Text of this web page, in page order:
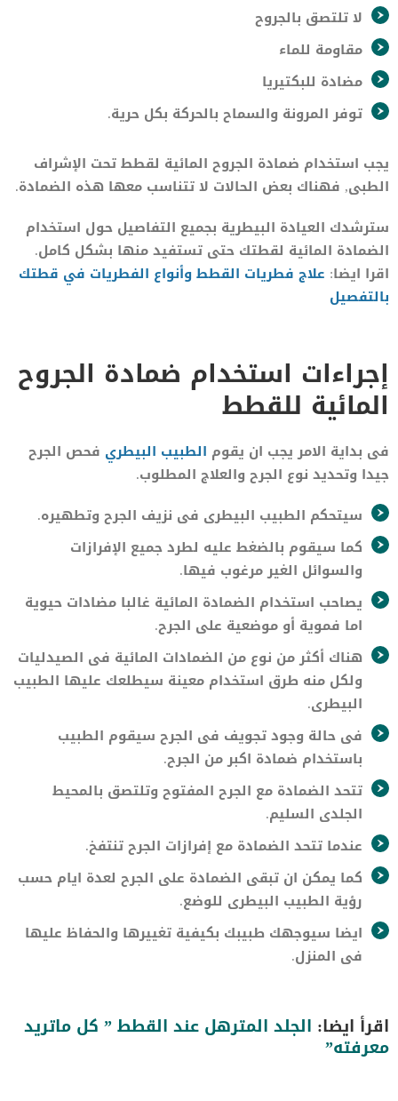
لا تلتصق بالجروح
مقاومة للماء
مضادة للبكتيريا
توفر المرونة والسماح بالحركة بكل حرية.
يجب استخدام ضمادة الجروح المائية لقطط تحت الإشراف
الطبى, فهناك بعض الحالات لا تتناسب معها هذه الضمادة.
سترشدك العيادة البيطرية بجميع التفاصيل حول استخدام
الضمادة المائية لقطتك حتى تستفيد منها بشكل كامل.
اقرا ايضا: علاج فطريات القطط وأنواع الفطريات في قطتك
بالتفصيل
إجراءات استخدام ضمادة الجروح
المائية للقطط
فى بداية الامر يجب ان يقوم الطبيب البيطري فحص الجرح
جيدا وتحديد نوع الجرح والعلاج المطلوب.
سيتحكم الطبيب البيطرى فى نزيف الجرح وتطهيره.
كما سيقوم بالضغط عليه لطرد جميع الإفرازات
والسوائل الغير مرغوب فيها.
يصاحب استخدام الضمادة المائية غالبا مضادات حيوية
اما فموية أو موضعية على الجرح.
هناك أكثر من نوع من الضمادات المائية فى الصيدليات
ولكل منه طرق استخدام معينة سيطلعك عليها الطبيب
البيطرى.
فى حالة وجود تجويف فى الجرح سيقوم الطبيب
باستخدام ضمادة اكبر من الجرح.
تتحد الضمادة مع الجرح المفتوح وتلتصق بالمحيط
الجلدى السليم.
عندما تتحد الضمادة مع إفرازات الجرح تنتفخ.
كما يمكن ان تبقى الضمادة على الجرح لعدة ايام حسب
رؤية الطبيب البيطرى للوضع.
ايضا سيوجهك طبيبك بكيفية تغييرها والحفاظ عليها
فى المنزل.
اقرأ ايضا: الجلد المترهل عند القطط ” كل ماتريد
معرفته”